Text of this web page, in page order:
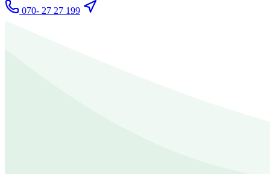
070- 27 27 199